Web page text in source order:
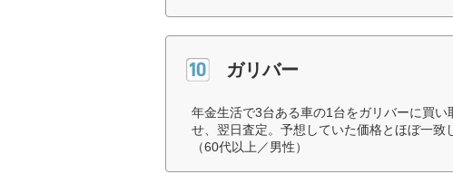
ガリバー
年金生活で3台ある車の1台をガリバーに買
せ、翌日査定。予想していた価格とほぼ一致
（60代以上／男性）